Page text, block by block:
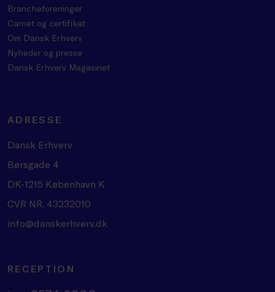
Brancheforeninger
Carnet og certifikat
Om Dansk Erhverv
Nyheder og presse
Dansk Erhverv Magasinet
ADRESSE
Dansk Erhverv
Børsgade 4
DK-1215 København K
CVR NR. 43232010
info@danskerhverv.dk
RECEPTION